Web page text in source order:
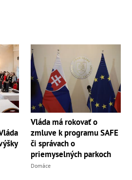
Vláda má rokovať o
zmluve k programu SAFE
či správach o
priemyselných parkoch
Domáce